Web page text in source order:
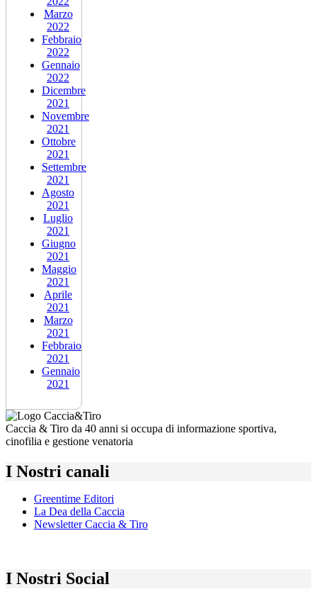
Marzo
2022
Febbraio
2022
Gennaio
2022
Dicembre
2021
Novembre
2021
Ottobre
2021
Settembre
2021
Agosto
2021
Luglio
2021
Giugno
2021
Maggio
2021
Aprile
2021
Marzo
2021
Febbraio
2021
Gennaio
2021
Caccia & Tiro da 40 anni si occupa di informazione sportiva,
cinofilia e gestione venatoria
I Nostri canali
Greentime Editori
La Dea della Caccia
Newsletter Caccia & Tiro
I Nostri Social